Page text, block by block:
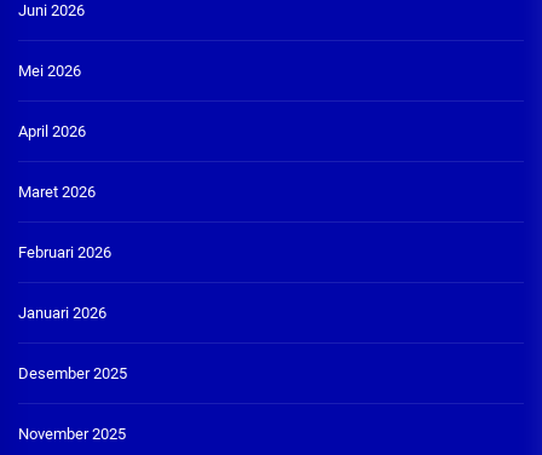
Juni 2026
Mei 2026
April 2026
Maret 2026
Februari 2026
Januari 2026
Desember 2025
November 2025